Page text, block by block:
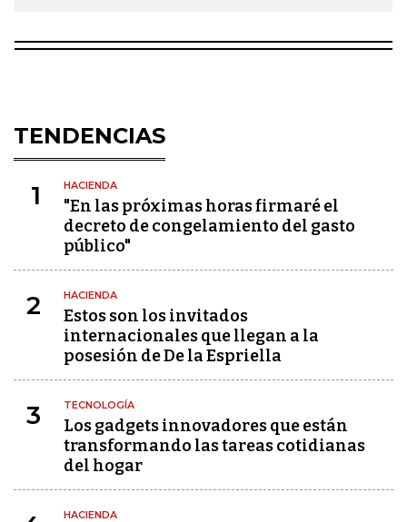
TENDENCIAS
1 HACIENDA
"En las próximas horas firmaré el
decreto de congelamiento del gasto
público"
2 HACIENDA
Estos son los invitados
internacionales que llegan a la
posesión de De la Espriella
3 TECNOLOGÍA
Los gadgets innovadores que están
transformando las tareas cotidianas
del hogar
HACIENDA